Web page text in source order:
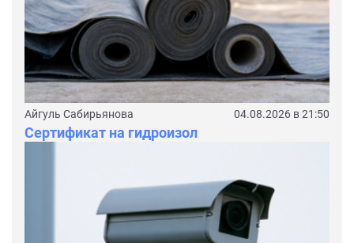
Айгуль Сабирьянова 04.08.2026 в 21:50
Сертификат на гидроизол